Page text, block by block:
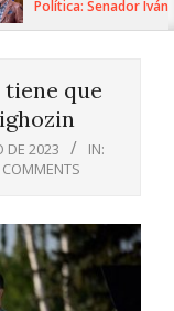
Política: Senador Iván
que
DE 2023
IN:
COMMENTS